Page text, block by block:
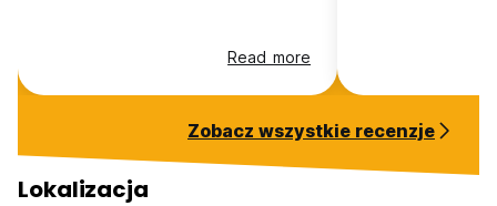
Read more
Zobacz wszystkie recenzje
Lokalizacja